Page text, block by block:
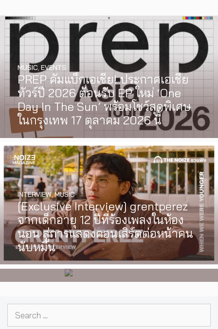
PREP คัมแบ็กเอเชีย! ประกาศเอเชีย
ทัวร์ปี 2026 ต้อนรับ EP ใหม่ ‘One
Day In The Sun’ พร้อมโชว์สุดพิเศษ
ในกรุงเทพ 17 ตุลาคม 2026 นี้
MUSIC EVENTS
[Exclusive Interview] grentperez
จากเด็กอายุ 12 ปีที่ร้องเพลงในห้อง
นอน สู่การแสดงคอนเสิร์ตต่อหน้าคน
นับหมื่น
INTERVIEW,MUSIC
I Wish You All the Best เรื่องราวของ
วัยรุ่นนอนไบนารี่ กับครอบครัวที่เขา
เลือกได้เอง ผลงานการกำกับ
ภาพยนตร์เรื่องแรกของ Tommy
Dorfman
WATCH,LGBTQIAN+
Search